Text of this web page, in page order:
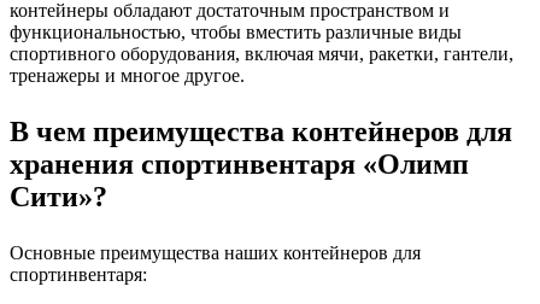
контейнеры обладают достаточным пространством и
функциональностью, чтобы вместить различные виды
спортивного оборудования, включая мячи, ракетки, гантели,
тренажеры и многое другое.
В чем преимущества контейнеров для
хранения спортинвентаря «Олимп
Сити»?
Основные преимущества наших контейнеров для
спортинвентаря: